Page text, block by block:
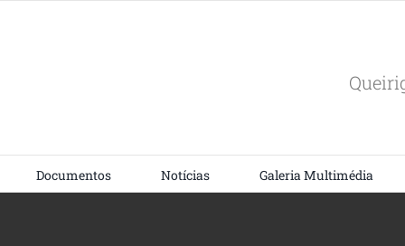
Documentos Notícias Galeria Multimédia